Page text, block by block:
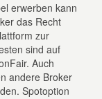
erwerben kann
das Recht
zur
sind auf
Auch
andere Broker
Spotoption